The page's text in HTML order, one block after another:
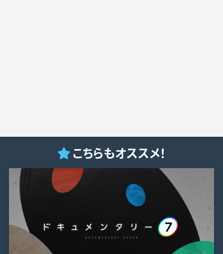
こちらもオススメ！